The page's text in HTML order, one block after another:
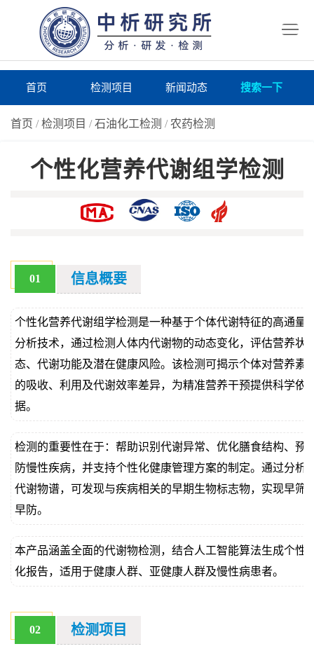
首页 检测项目 新闻动态 搜索一下
首页 /检测项目 /石油化工检测 /农药检测
个性化营养代谢组学检测
01 信息概要
个性化营养代谢组学检测是一种基于个体代谢特征的高通量
分析技术，通过检测人体内代谢物的动态变化，评估营养状
态、代谢功能及潜在健康风险。该检测可揭示个体对营养素
的吸收、利用及代谢效率差异，为精准营养干预提供科学依
据。
检测的重要性在于：帮助识别代谢异常、优化膳食结构、预
防慢性疾病，并支持个性化健康管理方案的制定。通过分析
代谢物谱，可发现与疾病相关的早期生物标志物，实现早筛
早防。
本产品涵盖全面的代谢物检测，结合人工智能算法生成个性
化报告，适用于健康人群、亚健康人群及慢性病患者。
02 检测项目
价
真
伪
查